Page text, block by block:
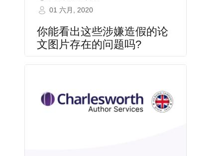
01 六月, 2020
你能看出这些涉嫌造假的论
文图片存在的问题吗?